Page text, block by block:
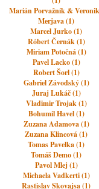
Marián Porvažník &
Merjava (1)
Marcel Jurko (1)
Róbert Černák (1)
Miriam Potočná (1)
Pavel Lacko (1)
Robert Šorl (1)
Gabriel Závodský (1)
Juraj Lukáč (1)
Vladimir Trojak (1)
Bohumil Havel (1)
Zuzana Adamova (1)
Zuzana Klincová (1)
Tomas Pavelka (1)
Tomáš Demo (1)
Pavol Mlej (1)
Michaela Vadkerti (1)
Rastislav Skovajsa (1)